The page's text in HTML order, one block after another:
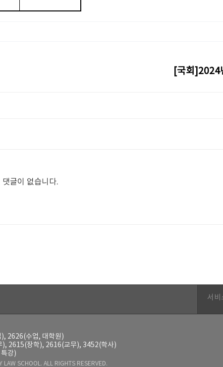
[국회]2024
댓글이 없습니다.
서비
2626(수업, 대학원)
2615(장학), 2616(교무), 3452(학사)
강)
LAW SCHOOL. ALL RIGHTS RESERVED.